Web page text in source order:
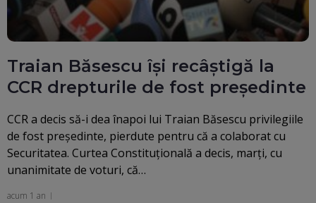
Traian Băsescu își recâștigă la
CCR drepturile de fost președinte
CCR a decis să-i dea înapoi lui Traian Băsescu privilegiile
de fost președinte, pierdute pentru că a colaborat cu
Securitatea. Curtea Constituţională a decis, marţi, cu
unanimitate de voturi, că…
acum 1 an